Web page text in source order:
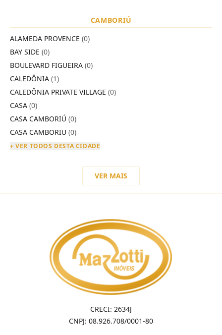
CAMBORIÚ
ALAMEDA PROVENCE (0)
BAY SIDE (0)
BOULEVARD FIGUEIRA (0)
CALEDÔNIA (1)
CALEDÔNIA PRIVATE VILLAGE (0)
CASA (0)
CASA CAMBORIÚ (0)
CASA CAMBORIU (0)
+ VER TODOS DESTA CIDADE
VER MAIS
CRECI: 2634J
CNPJ: 08.926.708/0001-80